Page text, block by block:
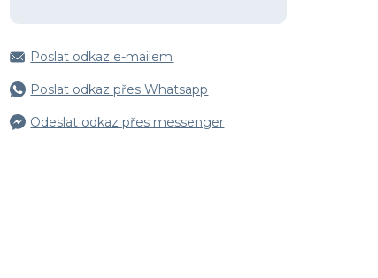
Poslat odkaz e-mailem
Poslat odkaz přes Whatsapp
Odeslat odkaz přes messenger